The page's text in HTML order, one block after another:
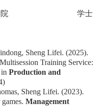
管理学院 学士
Sheng Lifei. (2025).
Training Service:
inProduction and
Sheng Lifei. (2023).
games.Management